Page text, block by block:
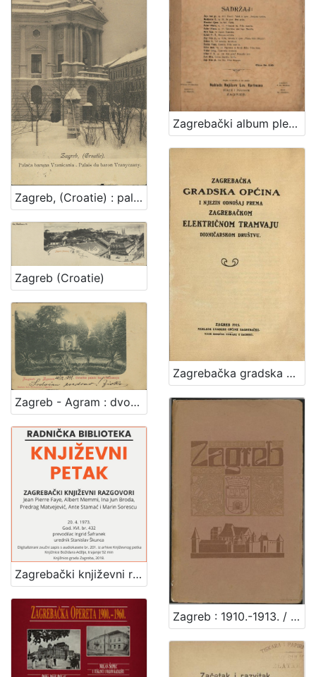
Zagreb, (Croatie) : palača baruna Vranicania - palais du baron Vranyczany
Zagreb (Croatie)
Zagreb - Agram : dvorište palače bar. Vraniczanya
Zagrebački književni razgovori : Književni petak, dvorana u Novinarskom domu, 20. 4. 1973., br. 432 / Jean Pierre Faye ... [et al.] ; prevodilac Ingrid Šafranek ; urednik Stanislav Škunca
Zagrebački album plesova : za glasovir
Zagrebačka gradska općina i njezin odnošaj prema Zagrebačkom električnom tramvaju dioničarskom društvu
Zagreb : 1910.-1913. / [napisao Vjekoslav Klaić]